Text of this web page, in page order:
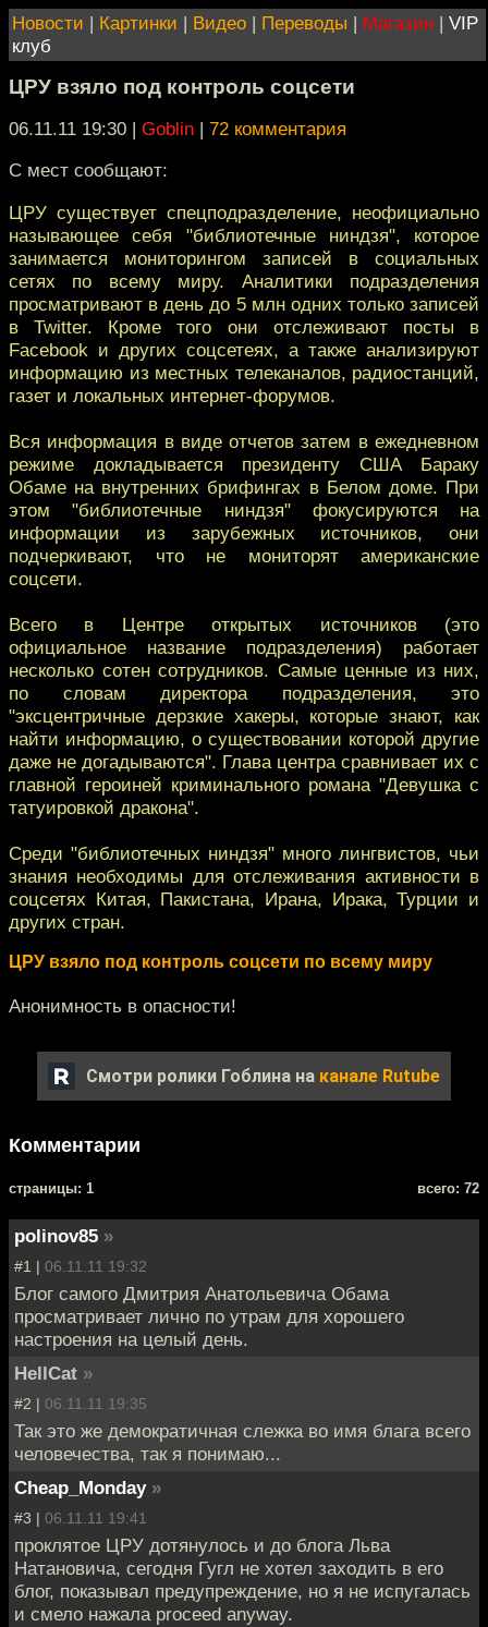
Новости | Картинки | Видео | Переводы | Магазин | VIP
клуб
ЦРУ взяло под контроль соцсети
06.11.11 19:30 | Goblin | 72 комментария
С мест сообщают:
ЦРУ существует спецподразделение, неофициально
называющее себя "библиотечные ниндзя", которое
занимается мониторингом записей в социальных
сетях по всему миру. Аналитики подразделения
просматривают в день до 5 млн одних только записей
в Twitter. Кроме того они отслеживают посты в
Facebook и других соцсетеях, а также анализируют
информацию из местных телеканалов, радиостанций,
газет и локальных интернет-форумов.
Вся информация в виде отчетов затем в ежедневном
режиме докладывается президенту США Бараку
Обаме на внутренних брифингах в Белом доме. При
этом "библиотечные ниндзя" фокусируются на
информации из зарубежных источников, они
подчеркивают, что не мониторят американские
соцсети.
Всего в Центре открытых источников (это
официальное название подразделения) работает
несколько сотен сотрудников. Самые ценные из них,
по словам директора подразделения, это
"эксцентричные дерзкие хакеры, которые знают, как
найти информацию, о существовании которой другие
даже не догадываются". Глава центра сравнивает их с
главной героиней криминального романа "Девушка с
татуировкой дракона".
Среди "библиотечных ниндзя" много лингвистов, чьи
знания необходимы для отслеживания активности в
соцсетях Китая, Пакистана, Ирана, Ирака, Турции и
других стран.
ЦРУ взяло под контроль соцсети по всему миру
Анонимность в опасности!
Смотри ролики Гоблина на канале Rutube
Комментарии
cтраницы: 1 всего: 72
polinov85 »
#1 | 06.11.11 19:32
Блог самого Дмитрия Анатольевича Обама
просматривает лично по утрам для хорошего
настроения на целый день.
HellCat »
#2 | 06.11.11 19:35
Так это же демократичная слежка во имя блага всего
человечества, так я понимаю...
Cheap_Monday »
#3 | 06.11.11 19:41
проклятое ЦРУ дотянулось и до блога Льва
Натановича, сегодня Гугл не хотел заходить в его
блог, показывал предупреждение, но я не испугалась
и смело нажала proceed anyway.